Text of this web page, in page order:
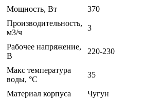
Мощность, Вт
370
Производительность,
м3/ч
3
Рабочее напряжение,
В
220-230
Макс температура
воды, °С
35
Материал корпуса
Чугун